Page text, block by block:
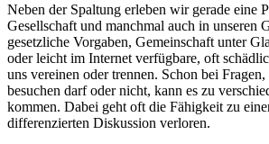
Neben der Spaltung erleben wir gerade eine
Gesellschaft und manchmal auch in unseren
gesetzliche Vorgaben, Gemeinschaft unter
oder leicht im Internet verfügbare, oft
uns vereinen oder trennen. Schon bei
besuchen darf oder nicht, kann es zu
kommen. Dabei geht oft die Fähigkeit zu
differenzierten Diskussion verloren.